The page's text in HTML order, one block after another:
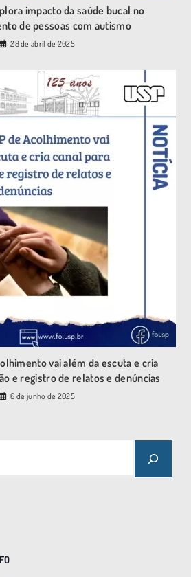
impacto da saúde bucal no
de pessoas com autismo
28 de abril de 2025
vai além da escuta e cria
e registro de relatos e denúncias
6 de junho de 2025